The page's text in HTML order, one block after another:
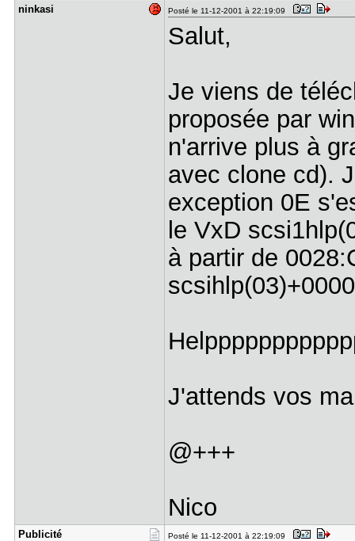
ninkasi Posté le 11-12-2001 à 22:19:09
Salut,
Je viens de
proposée par
n'arrive plus à
avec clone cd).
exception 0E
le VxD
à partir de
J'attends vos
@+++
Nico
Publicité Posté le 11-12-2001 à 22:19:09